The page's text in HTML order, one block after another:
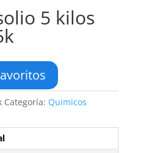
5 kilos
Categoría: Quimicos